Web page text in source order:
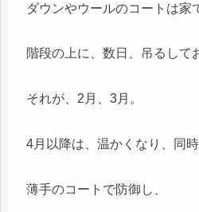
ダウンやウールのコートは家
階段の上に、数日、吊るして
それが、2月、3月。
4月以降は、温かくなり、同時
薄手のコートで防御し、